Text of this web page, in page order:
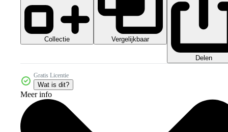
Collectie Vergelijkbaar
Delen
Gratis Licentie
Wat is dit?
Meer info